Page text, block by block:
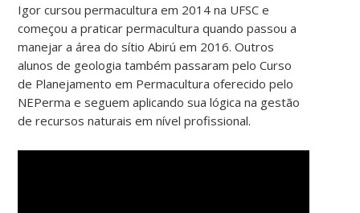
Igor cursou permacultura em 2014 na UFSC e
começou a praticar permacultura quando passou a
manejar a área do sítio Abirú em 2016. Outros
alunos de geologia também passaram pelo Curso
de Planejamento em Permacultura oferecido pelo
NEPerma e seguem aplicando sua lógica na gestão
de recursos naturais em nível profissional.